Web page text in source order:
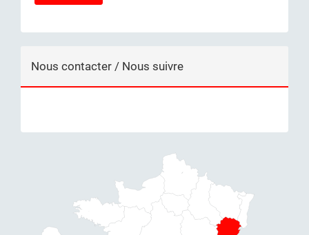
Nous contacter / Nous suivre